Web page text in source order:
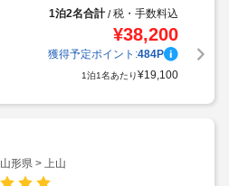
1泊2名合計/税・手数料込
¥38,200
獲得予定ポイント:484P
1泊1名あたり¥19,100
山形県 > 上山